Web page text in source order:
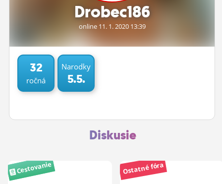
OBRÁZKY
ĽUDIA
MÔJ PROFIL
NASTAVENIA
Drobec186
online 11. 1.2020 13:39
32
ročná
Narodky
5.5.
Diskusie
Cestovanie Ostatné fóra